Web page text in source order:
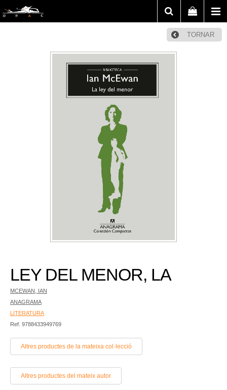
TORNAR
LEY DEL MENOR, LA
MCEWAN, IAN
ANAGRAMA
LITERATURA
Ref. 9788433949769
Altres productes de la mateixa col·lecció
Altres productes del mateix autor